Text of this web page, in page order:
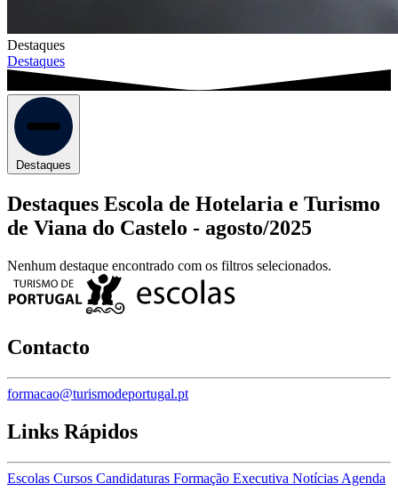
Destaques
Destaques
Destaques
Destaques Escola de Hotelaria e Turismo
de Viana do Castelo - agosto/2025
Nenhum destaque encontrado com os filtros selecionados.
Contacto
formacao@turismodeportugal.pt
Links Rápidos
Escolas Cursos Candidaturas Formação Executiva Notícias Agenda